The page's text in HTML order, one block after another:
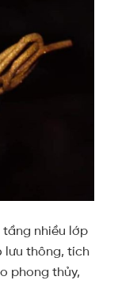
tầng nhiều lớp
lưu thông, tích
phong thủy,